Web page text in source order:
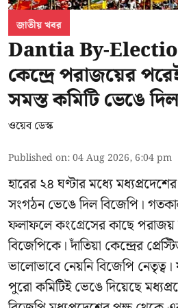
জাতীয় খবর
Dantia By-
কেন্দ্রে পরাজয়ের
সমস্ত কমিটি ভেঙে
ওয়েব ডেস্ক
Published on:04 Aug 2026, 6:04 pm
হারের ২৪ ঘণ্টার মধ্যে
সংগঠন ভেঙে দিল বিজেপি।
ফলাফলে কংগ্রেসের কাছে পরাজয়
বিজেপিকে। দাঁতিয়া কেন্দ্রের
ভালোভাবে নেয়নি বিজেপি
পুরো কমিটিই ভেঙে দিয়েছে